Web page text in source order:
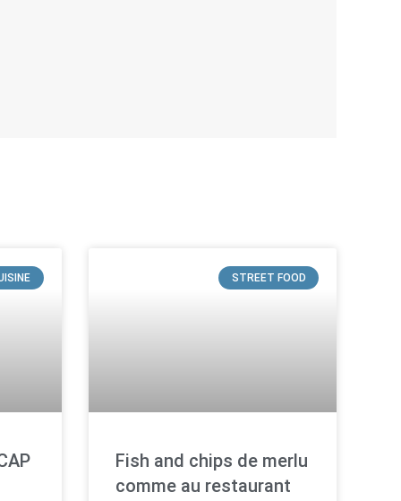
STREET FOOD
Fish and chips de merlu
comme au restaurant